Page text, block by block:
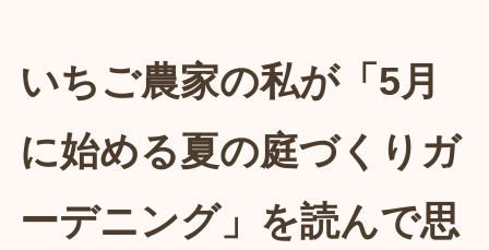
いちご農家の私が「5月
に始める夏の庭づくりガ
ーデニング」を読んで思